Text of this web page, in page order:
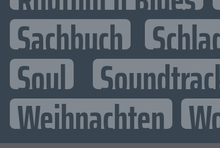
Sachbuch
Soul
Weihnachten